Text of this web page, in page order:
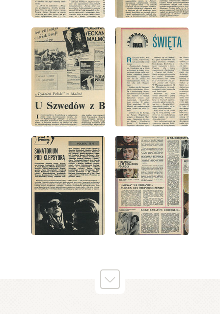
wydanie: 45/1973 wydanie: 45/1973
wydanie: 45/1973 wydanie: 45/1973
wydanie: 45/1973 wydanie: 45/1973